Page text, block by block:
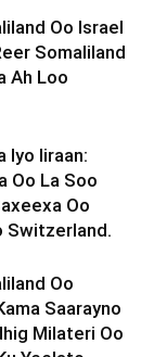
Oo Israel
Somaliland
Ah Loo
Iyo Iiraan:
Oo La Soo
Oo
Switzerland.
Oo
Saarayno
Milateri Oo